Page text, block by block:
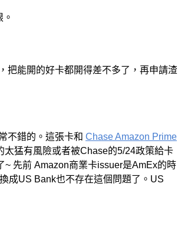
把能開的好卡都開得差不多了，再申請渣
不錯的。這張卡和 Chase Amazon Prime
猛有風險或者被Chase的5/24政策給卡
先前 Amazon商業卡issuer是AmEx的時
成US Bank也不存在這個問題了。US